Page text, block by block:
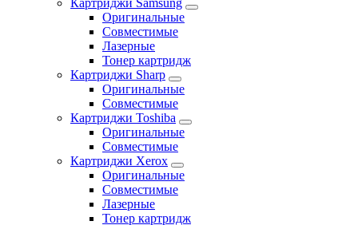
Картриджи Samsung
Оригинальные
Совместимые
Лазерные
Тонер картридж
Картриджи Sharp
Оригинальные
Совместимые
Картриджи Toshiba
Оригинальные
Совместимые
Картриджи Xerox
Оригинальные
Совместимые
Лазерные
Тонер картридж